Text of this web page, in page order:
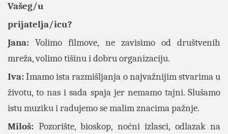
Vašeg/u
prijatelja/icu?
Jana: Volimo filmove, ne zavisimo od društvenih
mreža, volimo tišinu i dobru organizaciju.
Iva: Imamo ista razmišljanja o najvažnijim stvarima u
životu, to nas i sada spaja jer nemamo tajni. Slušamo
istu muziku i radujemo se malim znacima pažnje.
Miloš: Pozorište, bioskop, noćni izlasci, odlazak na